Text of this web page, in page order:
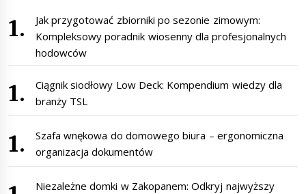
Jak przygotować zbiorniki po sezonie zimowym:
Kompleksowy poradnik wiosenny dla profesjonalnych
hodowców
Ciągnik siodłowy Low Deck: Kompendium wiedzy dla
branży TSL
Szafa wnękowa do domowego biura – ergonomiczna
organizacja dokumentów
Niezależne domki w Zakopanem: Odkryj najwyższy